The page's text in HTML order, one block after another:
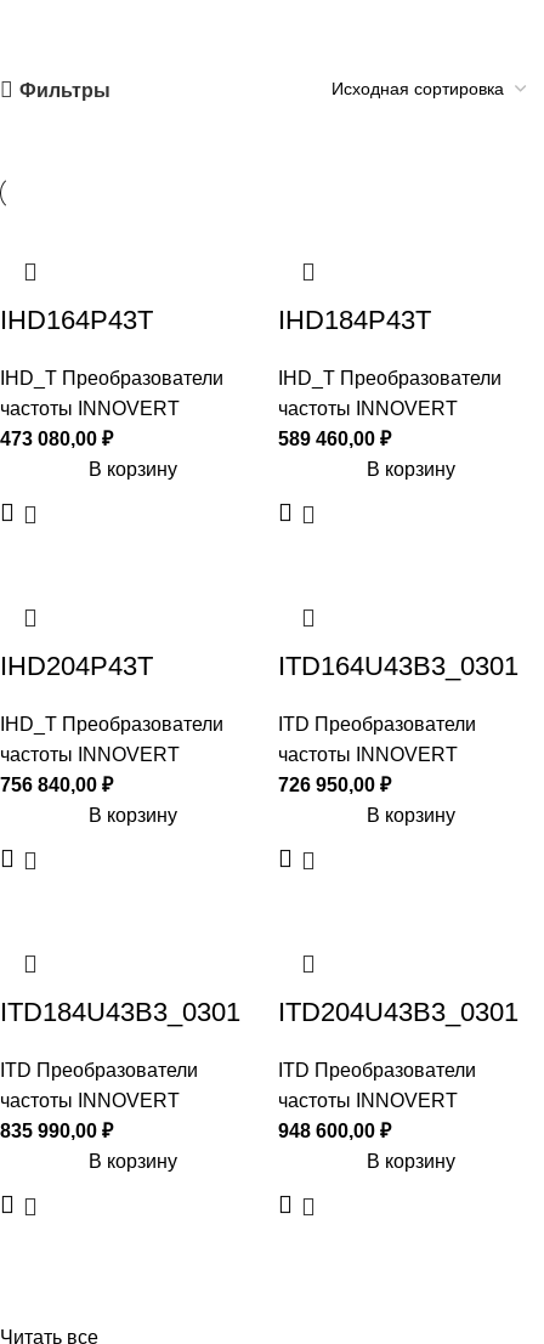
Фильтры
IHD164P43T
IHD_T Преобразователи
частоты INNOVERT
473 080,00 ₽
В корзину
IHD184P43T
IHD_T Преобразователи
частоты INNOVERT
589 460,00 ₽
В корзину
IHD204P43T
IHD_T Преобразователи
частоты INNOVERT
756 840,00 ₽
В корзину
ITD164U43B3_0301
ITD Преобразователи
частоты INNOVERT
726 950,00 ₽
В корзину
ITD184U43B3_0301
ITD Преобразователи
частоты INNOVERT
835 990,00 ₽
В корзину
ITD204U43B3_0301
ITD Преобразователи
частоты INNOVERT
948 600,00 ₽
В корзину
Читать все